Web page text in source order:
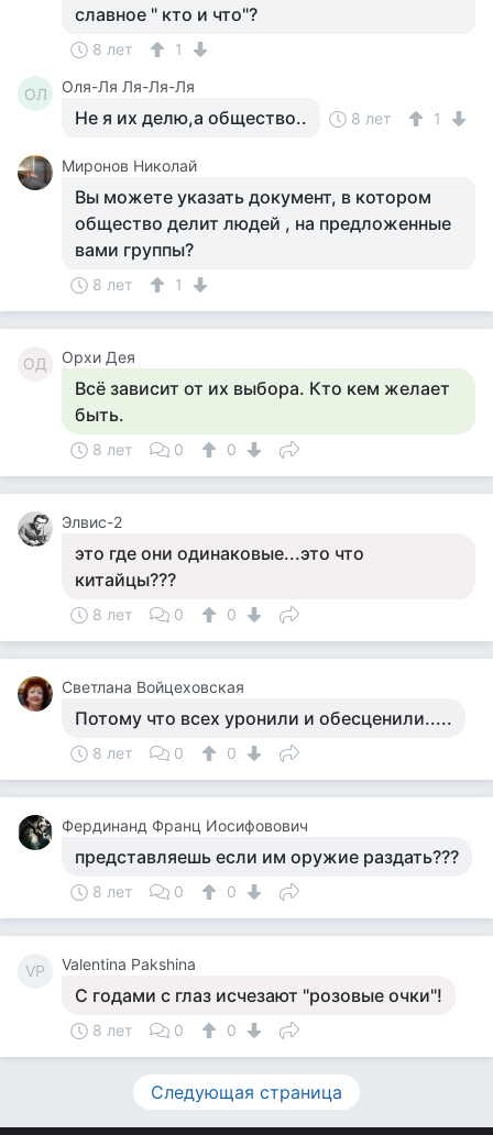
славное " кто и что"?
8 лет 1
ОЛ Оля-Ля Ля-Ля-Ля
Не я их делю,а общество.. 8 лет 1
Миронов Николай
Вы можете указать документ, в котором
общество делит людей , на предложенные
вами группы?
8 лет 1
ОД Орхи Дея
Всё зависит от их выбора. Кто кем желает
быть.
8 лет 0 0
Элвис-2
это где они одинаковые...это что
китайцы???
8 лет 0 0
Светлана Войцеховская
Потому что всех уронили и обесценили.....
8 лет 0 0
Фердинанд Франц Иосифовович
представляешь если им оружие раздать???
8 лет 0 0
VP Valentina Pakshina
С годами с глаз исчезают "розовые очки"!
8 лет 0 0
Следующая страница